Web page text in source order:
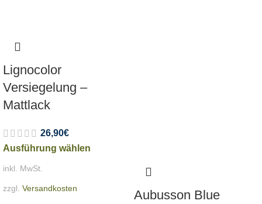
Lignocolor
Versiegelung –
Mattlack
26,90€
Ausführung wählen
inkl. MwSt.
zzgl. Versandkosten
Aubusson Blue